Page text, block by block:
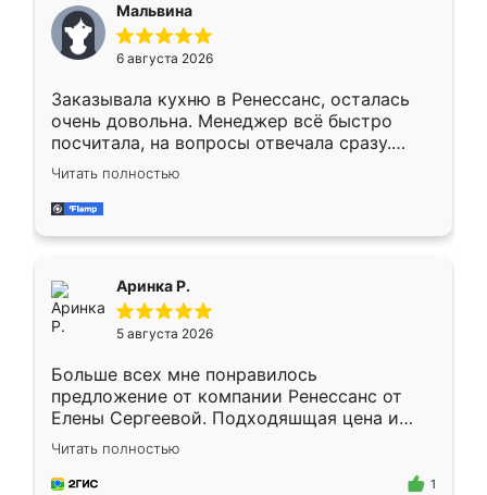
меньше, здесь же он более разнообразный.
Мне нравится ,если что-то потребуется из
мебели буду заказывать только здесь.
Мальвина
6 августа 2026
Заказывала кухню в Ренессанс, осталась
очень довольна. Менеджер всё быстро
посчитала, на вопросы отвечала сразу.
Замерщик приехал в субботу, подошёл к
делу со всей ответственностью. Собрали
за день, ребята работали аккуратно, даже
Читать полностью
Аринка Р.
5 августа 2026
Больше всех мне понравилось
предложение от компании Ренессанс от
Елены Сергеевой. Подходяшщая цена и
короткие сроки изготовления. Приехавший
для замера сотрудник Владислав
предложил по моему эскизу самый
Читать полностью
1